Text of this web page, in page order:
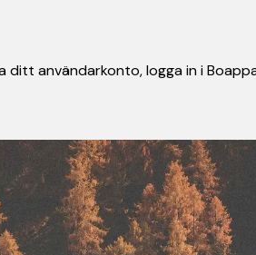
ditt användarkonto, logga in i